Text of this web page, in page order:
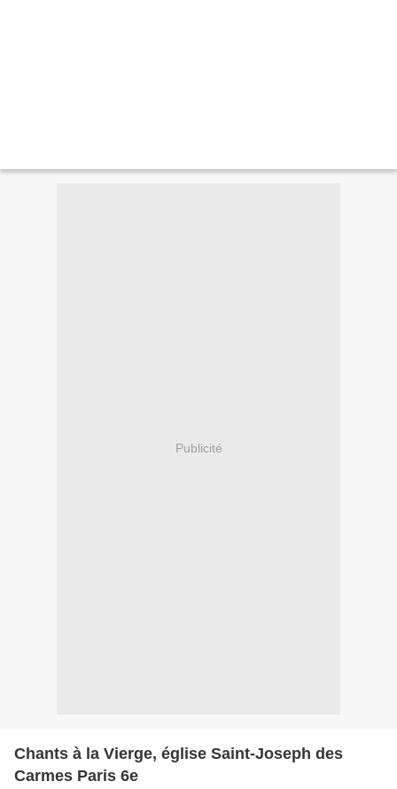
Publicité
Chants à la Vierge, église Saint-Joseph des
Carmes Paris 6e